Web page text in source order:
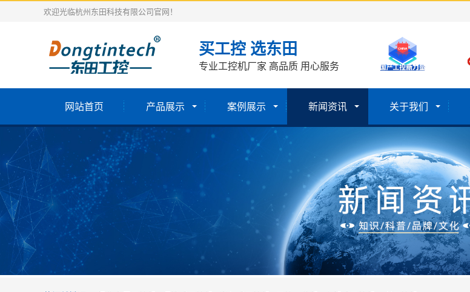
欢迎光临杭州东田科技有限公司官网！
买工控 选东田
专业工控机厂家 高品质 用心服务
网站首页 产品展示 案例展示 新闻资讯 关于我们